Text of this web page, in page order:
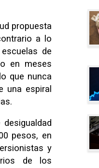
propuesta
a lo
de
en meses
que nunca
una espiral
pesos, en
y
de los